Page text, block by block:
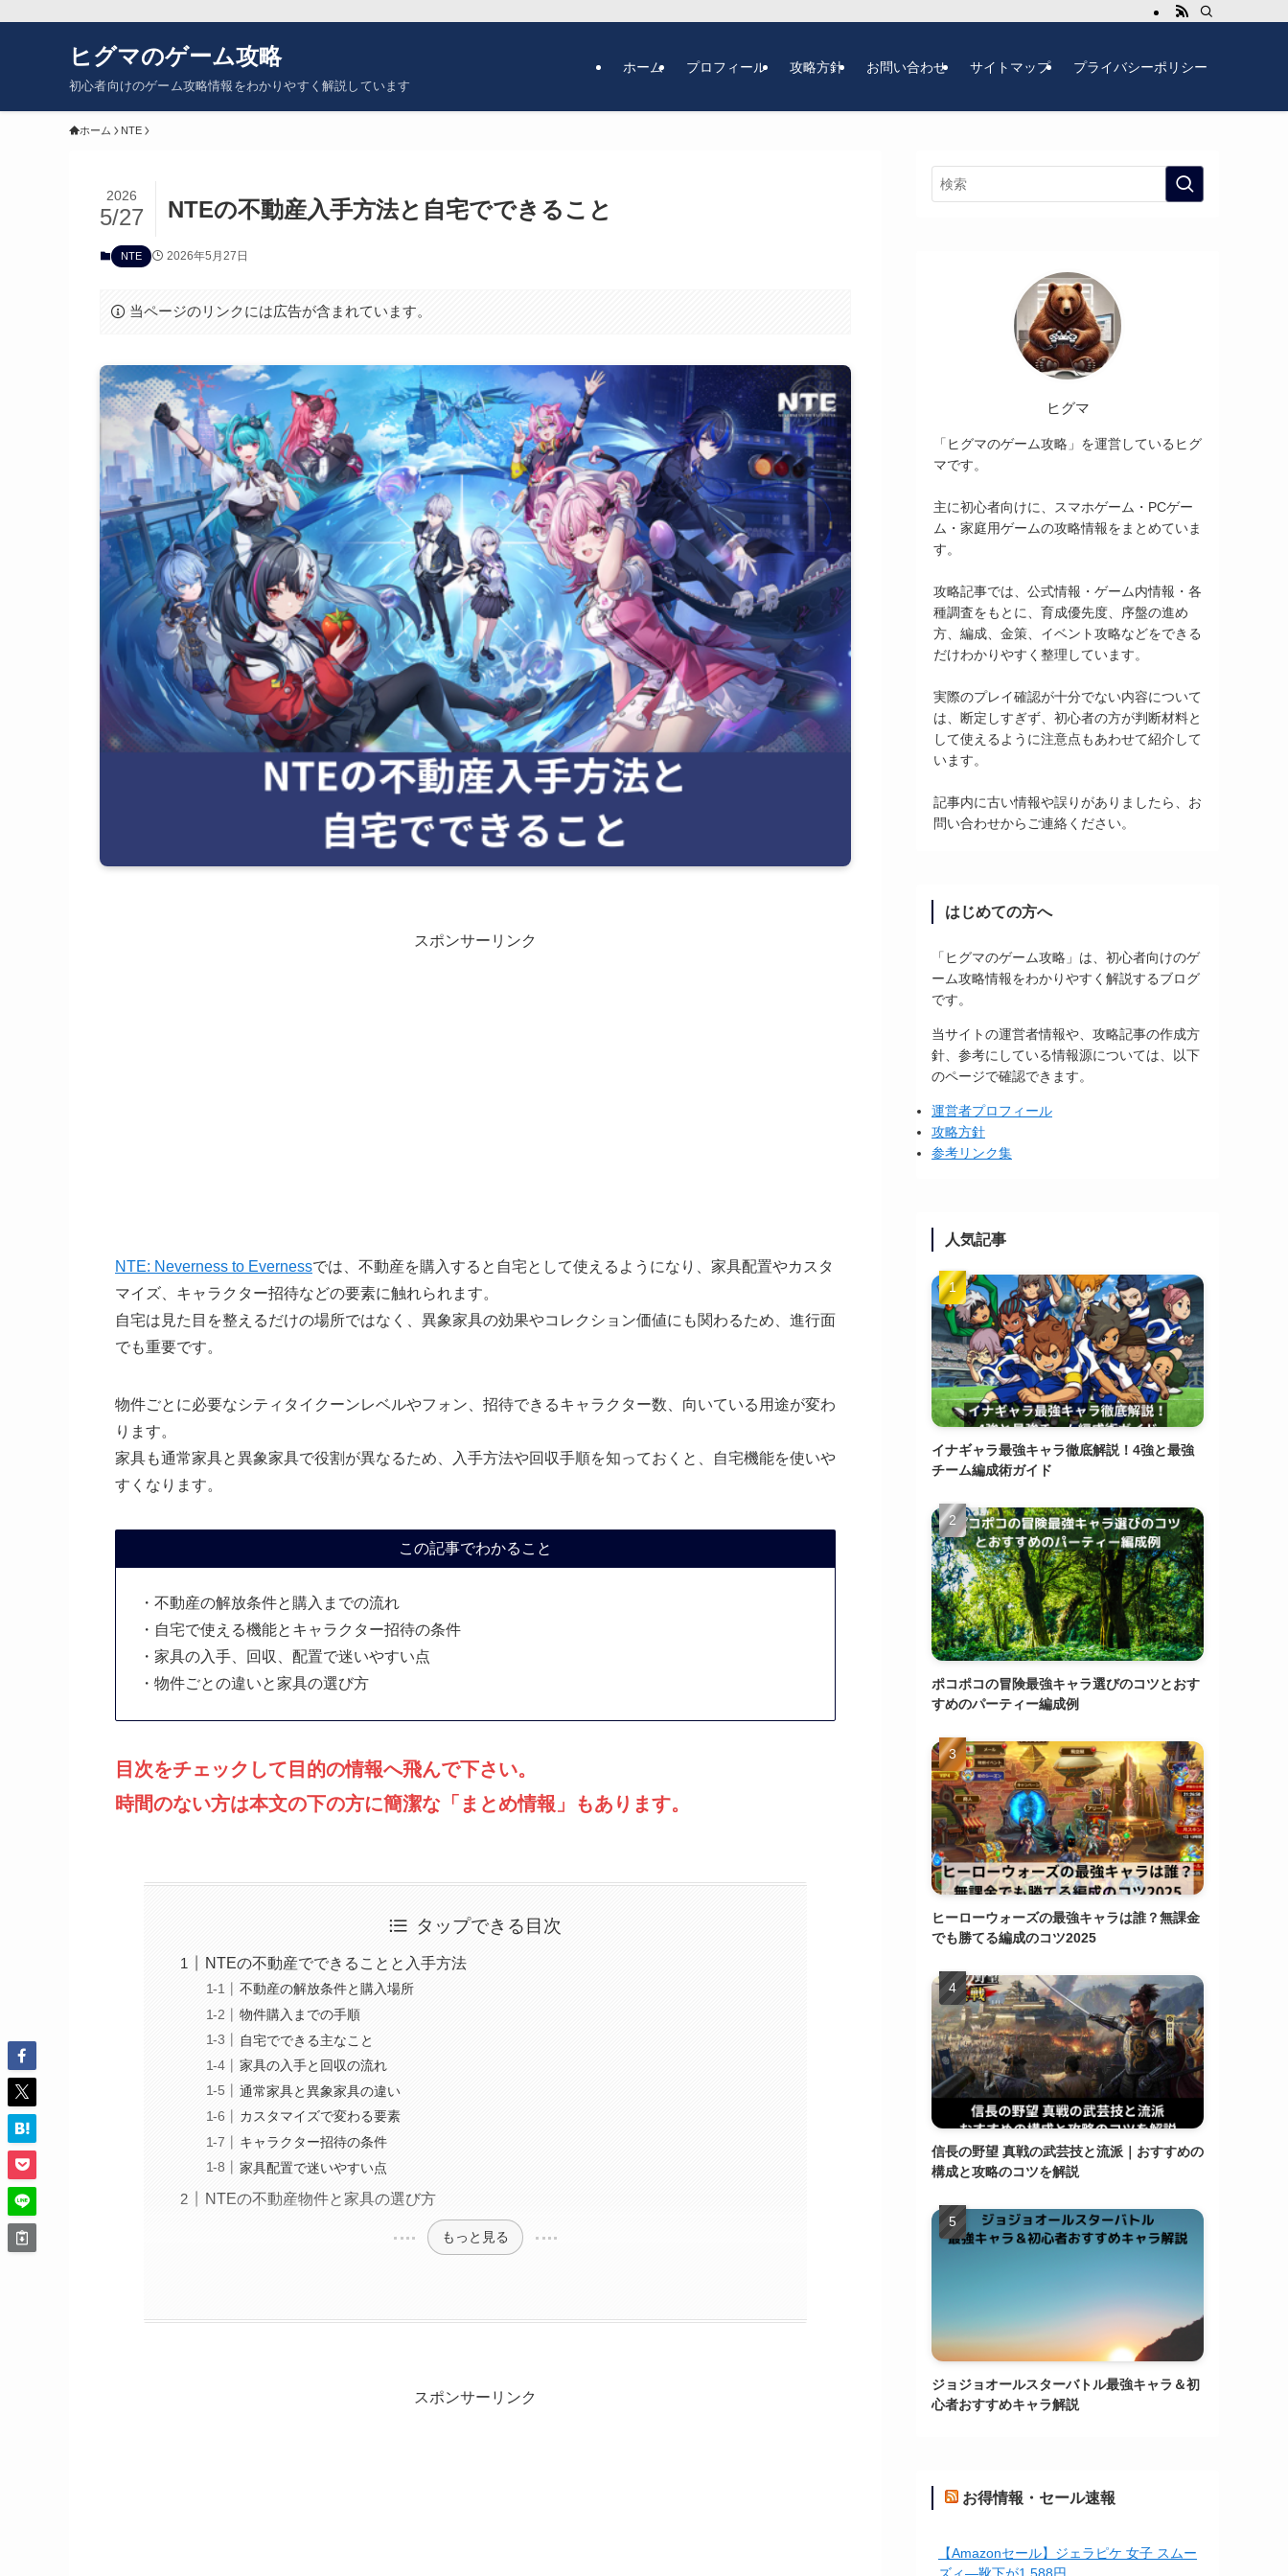
ヒグマのゲーム攻略
初心者向けのゲーム攻略情報をわかりやすく解説しています
ホーム プロフィール 攻略方針 お問い合わせ サイトマップ プライバシーポリシー
ホーム NTE
NTEの不動産入手方法と自宅でできること
2026
5/27
NTE 2026年5月27日
当ページのリンクには広告が含まれています。
スポンサーリンク
NTE: Neverness to Evernessでは、不動産を購入すると自宅として使えるようになり、家具配置やカスタ
マイズ、キャラクター招待などの要素に触れられます。
自宅は見た目を整えるだけの場所ではなく、異象家具の効果やコレクション価値にも関わるため、進行面
でも重要です。
物件ごとに必要なシティタイクーンレベルやフォン、招待できるキャラクター数、向いている用途が変わ
ります。
家具も通常家具と異象家具で役割が異なるため、入手方法や回収手順を知っておくと、自宅機能を使いや
すくなります。
この記事でわかること
・不動産の解放条件と購入までの流れ
・自宅で使える機能とキャラクター招待の条件
・家具の入手、回収、配置で迷いやすい点
・物件ごとの違いと家具の選び方
目次をチェックして目的の情報へ飛んで下さい。
時間のない方は本文の下の方に簡潔な「まとめ情報」もあります。
タップできる目次
NTEの不動産でできることと入手方法
不動産の解放条件と購入場所
物件購入までの手順
自宅でできる主なこと
家具の入手と回収の流れ
通常家具と異象家具の違い
カスタマイズで変わる要素
キャラクター招待の条件
家具配置で迷いやすい点
NTEの不動産物件と家具の選び方
もっと見る
スポンサーリンク
ヒグマ
「ヒグマのゲーム攻略」を運営しているヒグ
マです。
主に初心者向けに、スマホゲーム・PCゲー
ム・家庭用ゲームの攻略情報をまとめていま
す。
攻略記事では、公式情報・ゲーム内情報・各
種調査をもとに、育成優先度、序盤の進め
方、編成、金策、イベント攻略などをできる
だけわかりやすく整理しています。
実際のプレイ確認が十分でない内容について
は、断定しすぎず、初心者の方が判断材料と
して使えるように注意点もあわせて紹介して
います。
記事内に古い情報や誤りがありましたら、お
問い合わせからご連絡ください。
はじめての方へ
「ヒグマのゲーム攻略」は、初心者向けのゲ
ーム攻略情報をわかりやすく解説するブログ
です。
当サイトの運営者情報や、攻略記事の作成方
針、参考にしている情報源については、以下
のページで確認できます。
運営者プロフィール
攻略方針
参考リンク集
人気記事
イナギャラ最強キャラ徹底解説！4強と最強
チーム編成術ガイド
ポコポコの冒険最強キャラ選びのコツとおす
すめのパーティー編成例
ヒーローウォーズの最強キャラは誰？無課金
でも勝てる編成のコツ2025
信長の野望 真戦の武芸技と流派｜おすすめの
構成と攻略のコツを解説
ジョジョオールスターバトル最強キャラ＆初
心者おすすめキャラ解説
お得情報・セール速報
【Amazonセール】ジェラピケ 女子 スムー